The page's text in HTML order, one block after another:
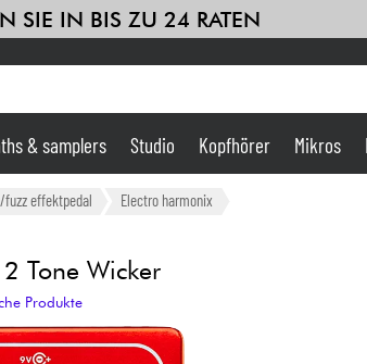
SIE IN BIS ZU 24 RATEN
Verstärker & Effekte
Studio
& samplers Studio Kopfhörer Mikros
effektpedal Electro harmonix
Tone Wicker
Produkte